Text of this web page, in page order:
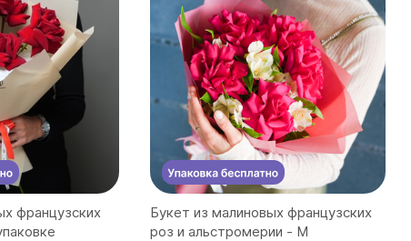
французских
Букет из малиновых французских
роз и альстромерии - М